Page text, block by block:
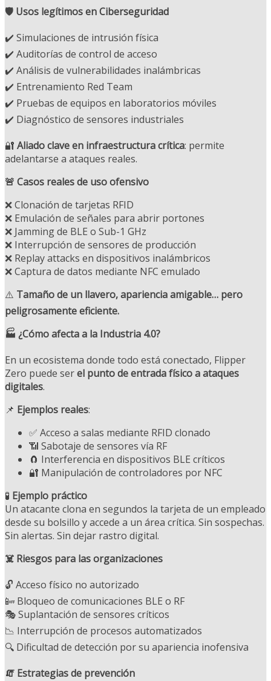
🛡️ Usos legítimos en Ciberseguridad
✔️ Simulaciones de intrusión física
✔️ Auditorías de control de acceso
✔️ Análisis de vulnerabilidades inalámbricas
✔️ Entrenamiento Red Team
✔️ Pruebas de equipos en laboratorios móviles
✔️ Diagnóstico de sensores industriales
🔐 Aliado clave en infraestructura crítica: permite
adelantarse a ataques reales.
🚨 Casos reales de uso ofensivo
❌ Clonación de tarjetas RFID
❌ Emulación de señales para abrir portones
❌ Jamming de BLE o Sub-1 GHz
❌ Interrupción de sensores de producción
❌ Replay attacks en dispositivos inalámbricos
❌ Captura de datos mediante NFC emulado
⚠️ Tamaño de un llavero, apariencia amigable… pero
peligrosamente eficiente.
🏭 ¿Cómo afecta a la Industria 4.0?
En un ecosistema donde todo está conectado, Flipper
Zero puede serel punto de entrada físico a ataques
digitales.
📌 Ejemplos reales:
✅ Acceso a salas mediante RFID clonado
📶 Sabotaje de sensores vía RF
🧲 Interferencia en dispositivos BLE críticos
🔐 Manipulación de controladores por NFC
🧪 Ejemplo práctico
Un atacante clona en segundos la tarjeta de un empleado
desde su bolsillo y accede a un área crítica. Sin sospechas.
Sin alertas. Sin dejar rastro digital.
☠️ Riesgos para las organizaciones
🔓 Acceso físico no autorizado
📴 Bloqueo de comunicaciones BLE o RF
🎭 Suplantación de sensores críticos
📉 Interrupción de procesos automatizados
🔍 Dificultad de detección por su apariencia inofensiva
🧯 Estrategias de prevención